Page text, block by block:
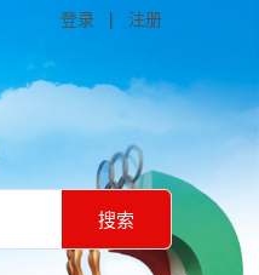
登录 | 注册
搜索